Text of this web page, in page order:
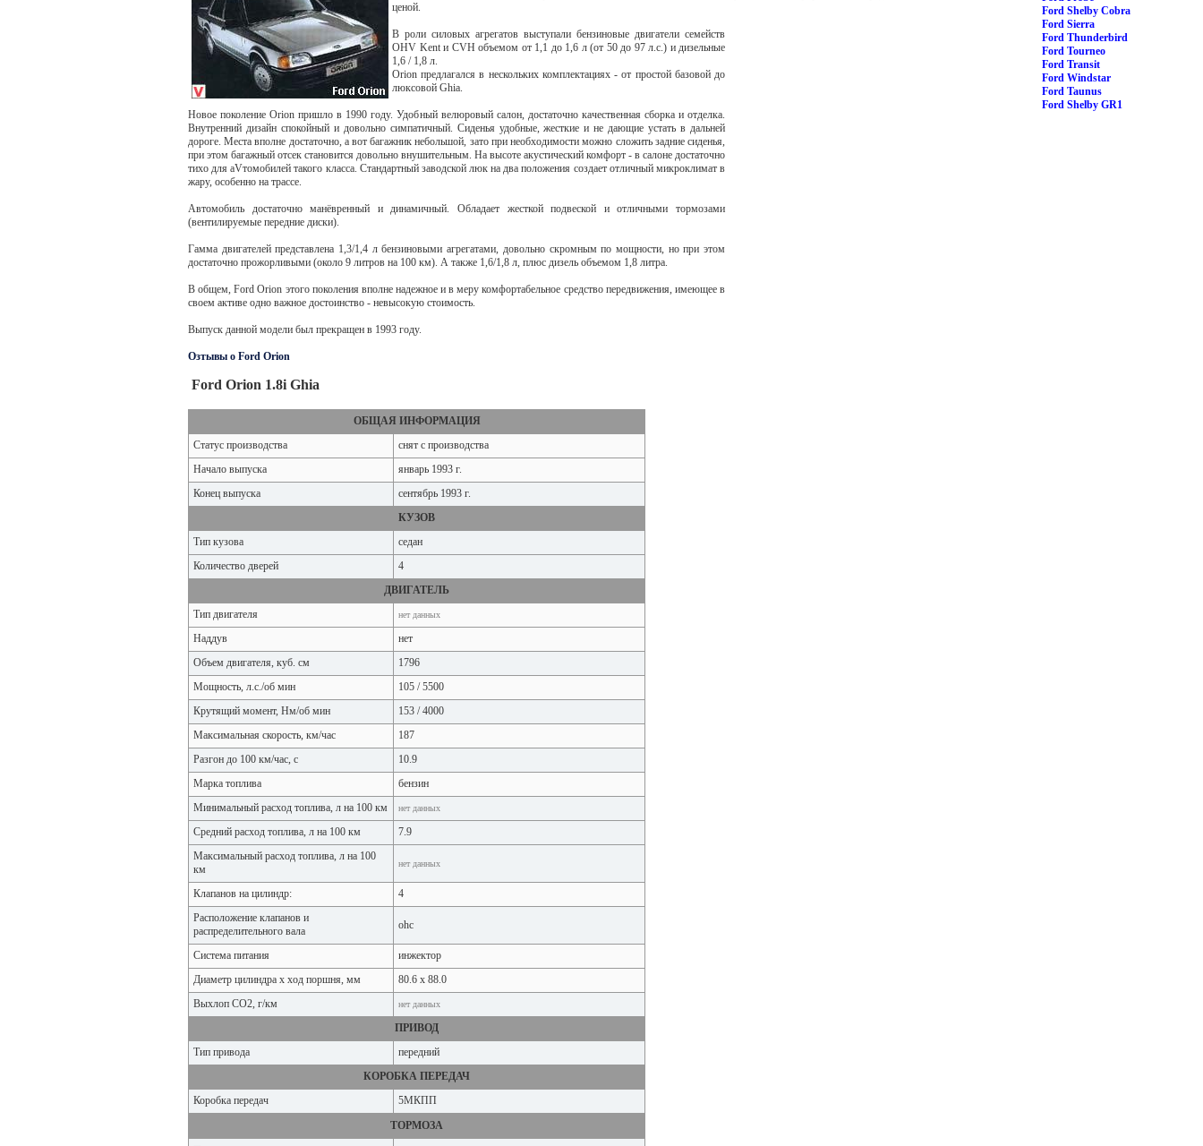
ценой.
В роли силовых агрегатов выступали бензиновые двигатели семейств
OHV Kent и CVH объемом от 1,1 до 1,6 л (от 50 до 97 л.с.) и дизельные
1,6 / 1,8 л.
Orion предлагался в нескольких комплектациях - от простой базовой до
люксовой Ghia.
Новое поколение Orion пришло в 1990 году. Удобный велюровый салон, достаточно качественная сборка и отделка.
Внутренний дизайн спокойный и довольно симпатичный. Сиденья удобные, жесткие и не дающие устать в дальней
дороге. Места вполне достаточно, а вот багажник небольшой, зато при необходимости можно сложить задние сиденья,
при этом багажный отсек становится довольно внушительным. На высоте акустический комфорт - в салоне достаточно
тихо для аVтомобилей такого класса. Стандартный заводской люк на два положения создает отличный микроклимат в
жару, особенно на трассе.
Автомобиль достаточно манёвренный и динамичный. Обладает жесткой подвеской и отличными тормозами
(вентилируемые передние диски).
Гамма двигателей представлена 1,3/1,4 л бензиновыми агрегатами, довольно скромным по мощности, но при этом
достаточно прожорливыми (около 9 литров на 100 км). А также 1,6/1,8 л, плюс дизель объемом 1,8 литра.
В общем, Ford Orion этого поколения вполне надежное и в меру комфортабельное средство передвижения, имеющее в
своем активе одно важное достоинство - невысокую стоимость.
Выпуск данной модели был прекращен в 1993 году.
Озтывы о Ford Orion
Ford Orion 1.8i Ghia
ОБЩАЯ ИНФОРМАЦИЯ
Статус производства
снят с производства
Начало выпуска
январь 1993 г.
Конец выпуска
сентябрь 1993 г.
КУЗОВ
Тип кузова
седан
Количество дверей
4
ДВИГАТЕЛЬ
Тип двигателя
нет данных
Наддув
нет
Объем двигателя, куб. см
1796
Мощность, л.с./об мин
105 / 5500
Крутящий момент, Нм/об мин
153 / 4000
Максимальная скорость, км/час
187
Разгон до 100 км/час, с
10.9
Марка топлива
бензин
Минимальный расход топлива, л на 100 км
нет данных
Средний расход топлива, л на 100 км
7.9
Максимальный расход топлива, л на 100
км
нет данных
Клапанов на цилиндр:
4
Расположение клапанов и
распределительного вала
ohc
Система питания
инжектор
Диаметр цилиндра x ход поршня, мм
80.6 x 88.0
Выхлоп CO2, г/км
нет данных
ПРИВОД
Тип привода
передний
КОРОБКА ПЕРЕДАЧ
Коробка передач
5МКПП
ТОРМОЗА
Ford Shelby Cobra
Ford Sierra
Ford Thunderbird
Ford Tourneo
Ford Transit
Ford Windstar
Ford Taunus
Ford Shelby GR1